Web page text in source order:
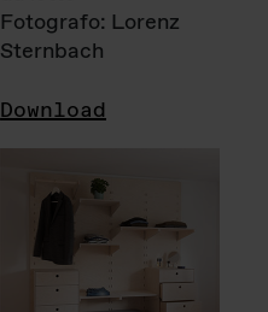
Fotografo: Lorenz
Sternbach
Download